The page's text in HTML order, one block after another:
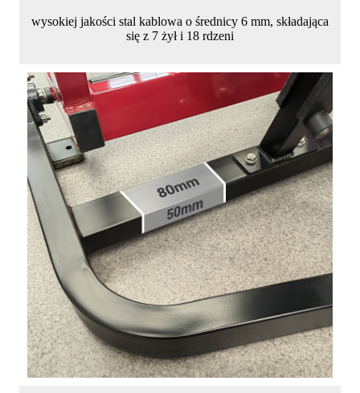
wysokiej jakości stal kablowa o średnicy 6 mm, składająca
się z 7 żył i 18 rdzeni